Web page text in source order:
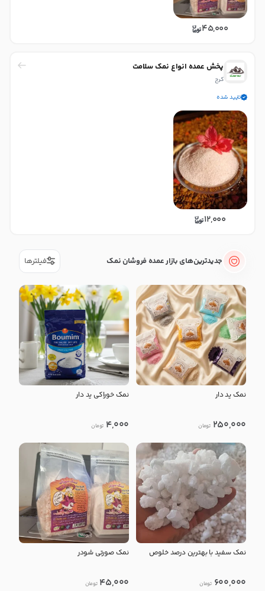
45,000
پخش عمده انواع نمک سلامت
کرج
تایید شده
12,000
جدیدترین‌های بازار عمده فروشان نمک فیلترها
نمک ید دار
250,000 تومان
نمک خوراکی ید دار
4,000 تومان
نمک سفید با بهترین درصد خلوص
600,000 تومان
نمک صورتی شودر
45,000 تومان